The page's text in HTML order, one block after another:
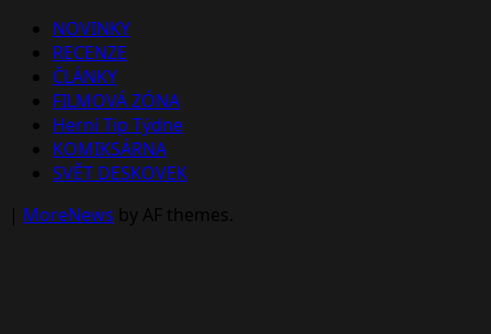
NOVINKY
RECENZE
ČLÁNKY
FILMOVÁ ZÓNA
Herní Tip Týdne
KOMIKSÁRNA
SVĚT DESKOVEK
| MoreNews by AF themes.